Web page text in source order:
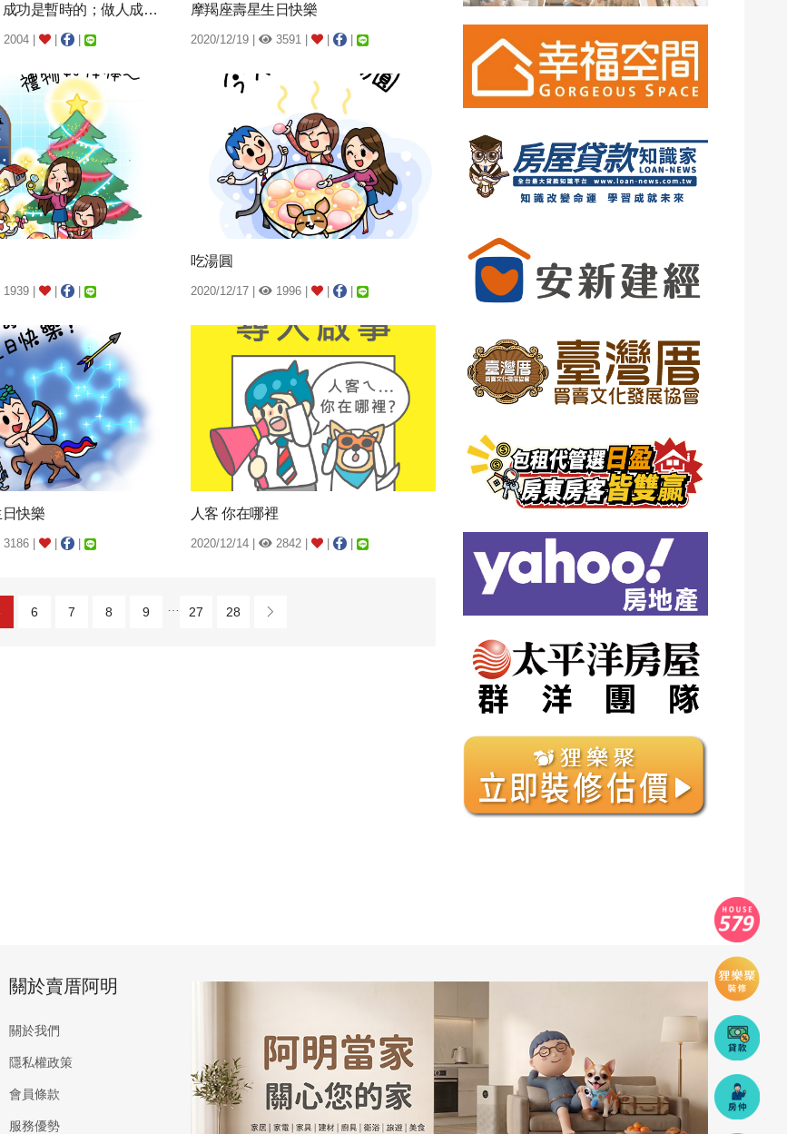
做人不成功，成功是暫時的；做人成功，不成功...
2004 | | |
摩羯座壽星生日快樂
2020/12/19 | 3591 | | |
1939 | | |
吃湯圓
2020/12/17 | 1996 | | |
快樂
3186 | | |
人客 你在哪裡
2020/12/14 | 2842 | | |
6 7 8 9 27 28
關於賣厝阿明
關於我們
隱私權政策
會員條款
服務優勢